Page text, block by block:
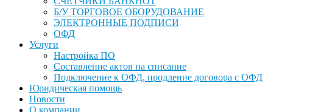
Б/У ТОРГОВОЕ ОБОРУДОВАНИЕ
ЭЛЕКТРОННЫЕ ПОДПИСИ
ОФД
Услуги
Настройка ПО
Составление актов на списание
Подключение к ОФД, продление договора с ОФД
Юридическая помощь
Новости
О компании